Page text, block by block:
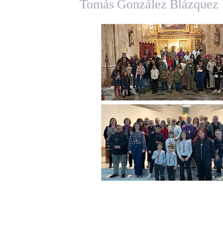
Tomás González Blázquez